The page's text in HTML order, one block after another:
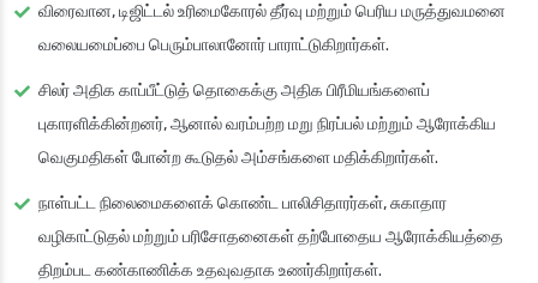
விரைவான, டிஜிட்டல் உரிமைகோரல் தீர்வு மற்றும் பெரிய மருத்துவமனை
வலையமைப்பை பெரும்பாலானோர் பாராட்டுகிறார்கள்.
சிலர் அதிக காப்பீட்டுத் தொகைக்கு அதிக பிரீமியங்களைப்
புகாரளிக்கின்றனர், ஆனால் வரம்பற்ற மறு நிரப்பல் மற்றும் ஆரோக்கிய
வெகுமதிகள் போன்ற கூடுதல் அம்சங்களை மதிக்கிறார்கள்.
நாள்பட்ட நிலைமைகளைக் கொண்ட பாலிசிதாரர்கள், சுகாதார
வழிகாட்டுதல் மற்றும் பரிசோதனைகள் தற்போதைய ஆரோக்கியத்தை
திறம்பட கண்காணிக்க உதவுவதாக உணர்கிறார்கள்.